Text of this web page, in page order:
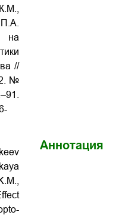
на
//
№
Аннотация